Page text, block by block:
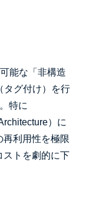
能な「非構造
タグ付け）を行
特に
）に
再利用性を極限
ストを劇的に下